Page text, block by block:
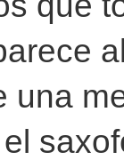
una